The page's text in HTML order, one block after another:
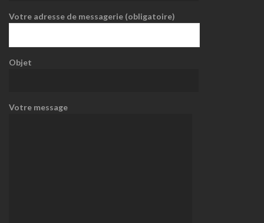
Votre adresse de messagerie (obligatoire)
Objet
Votre message